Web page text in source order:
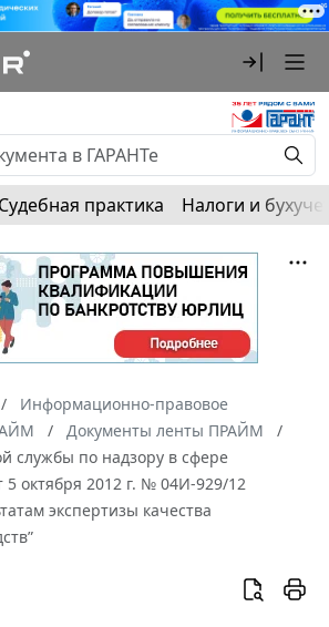
Судебная практика Налоги и
Информационно-правовое
Документы ленты ПРАЙМ
службы по надзору в сфере
5 октября 2012 г. № 04И-929/12
экспертизы качества